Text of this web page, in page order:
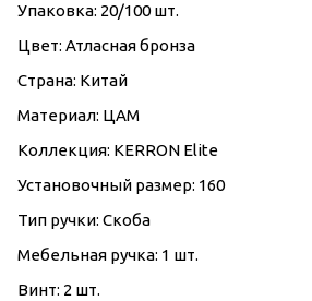
Упаковка: 20/100 шт.
Цвет: Атласная бронза
Страна: Китай
Материал: ЦАМ
Коллекция: KERRON Elite
Установочный размер: 160
Тип ручки: Скоба
Мебельная ручка: 1 шт.
Винт: 2 шт.